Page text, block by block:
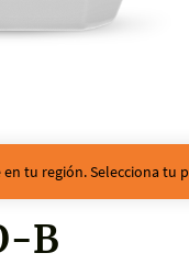
tu región. Selecciona tu
B